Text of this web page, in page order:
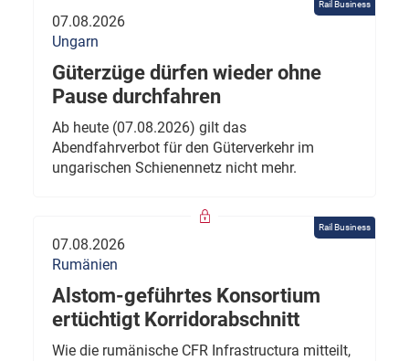
Rail Business
07.08.2026
Ungarn
Güterzüge dürfen wieder ohne
Pause durchfahren
Ab heute (07.08.2026) gilt das
Abendfahrverbot für den Güterverkehr im
ungarischen Schienennetz nicht mehr.
Rail Business
07.08.2026
Rumänien
Alstom-geführtes Konsortium
ertüchtigt Korridorabschnitt
Wie die rumänische CFR Infrastructura mitteilt,